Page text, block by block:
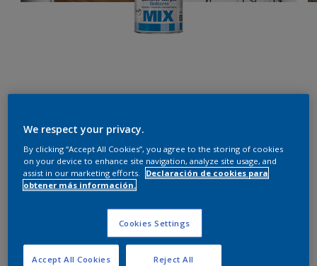
E1.10.70
Cambiar de color
Cantidad Calculadora de pintura
Calcular
We respect your privacy.
By clicking “Accept All Cookies”, you agree to the storing of cookies
on your device to enhance site navigation, analyze site usage, and
assist in our marketing efforts.
Declaración de cookies para
obtener más información.
Cookies Settings
Reject All
Accept All Cookies